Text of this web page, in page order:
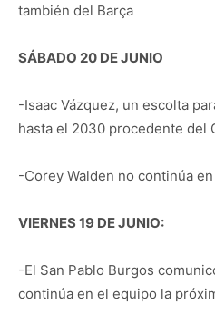
también del Barça
SÁBADO 20 DE JUNIO
-Isaac Vázquez, un escolta
hasta el 2030 procedente del
-Corey Walden no continúa
VIERNES 19 DE JUNIO:
-El San Pablo Burgos
continúa en el equipo la